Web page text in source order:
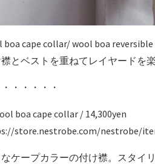
boa cape collar/ wool boa
とベストを重ねてレイヤードを
・・・・・・
boa cape collar / 14,300yen
store.nestrobe.com/nestrobe/
ケープカラーの付け襟。スタイ